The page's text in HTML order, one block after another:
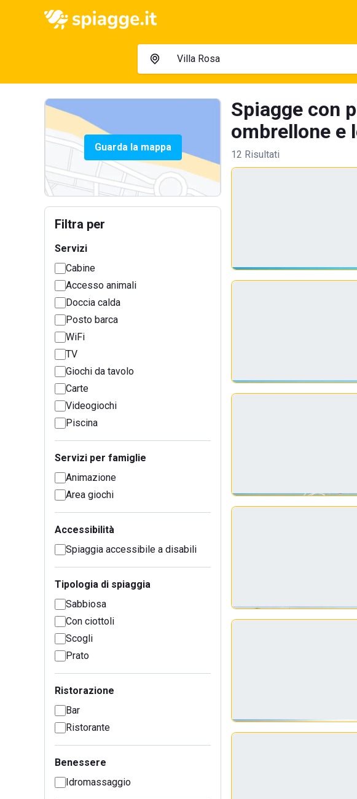
Guarda la mappa
Filtra per
Servizi
Cabine
Accesso animali
Doccia calda
Posto barca
WiFi
TV
Giochi da tavolo
Carte
Videogiochi
Piscina
Servizi per famiglie
Animazione
Area giochi
Accessibilità
Spiaggia accessibile a disabili
Tipologia di spiaggia
Sabbiosa
Con ciottoli
Scogli
Prato
Ristorazione
Bar
Ristorante
Benessere
Idromassaggio
Spiagge con
ombrellone e
12 Risultati